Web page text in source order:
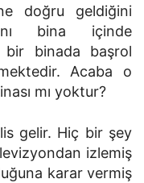
doğru geldiğini
bina içinde
bir binada başrol
Acaba o
mı yoktur?
gelir. Hiç bir şey
izlemiş
karar vermiş